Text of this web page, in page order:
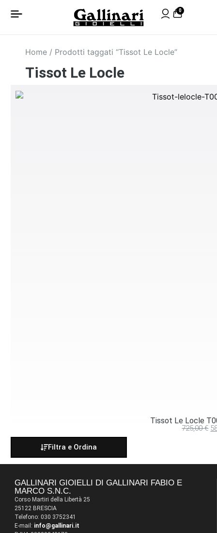
0
Home / Prodotti taggati “Tissot Le Locle”
Tissot Le Locle
Tissot Le Locle
725,00€
Filtra e Ordina
GALLINARI GIOIELLI DI GALLINARI FABIO E
MARCO S.N.C.
Corso Martiri della Libertà 25
25122 BRESCIA
Telefono: 030 3752341
E-mail: info@gallinari.it